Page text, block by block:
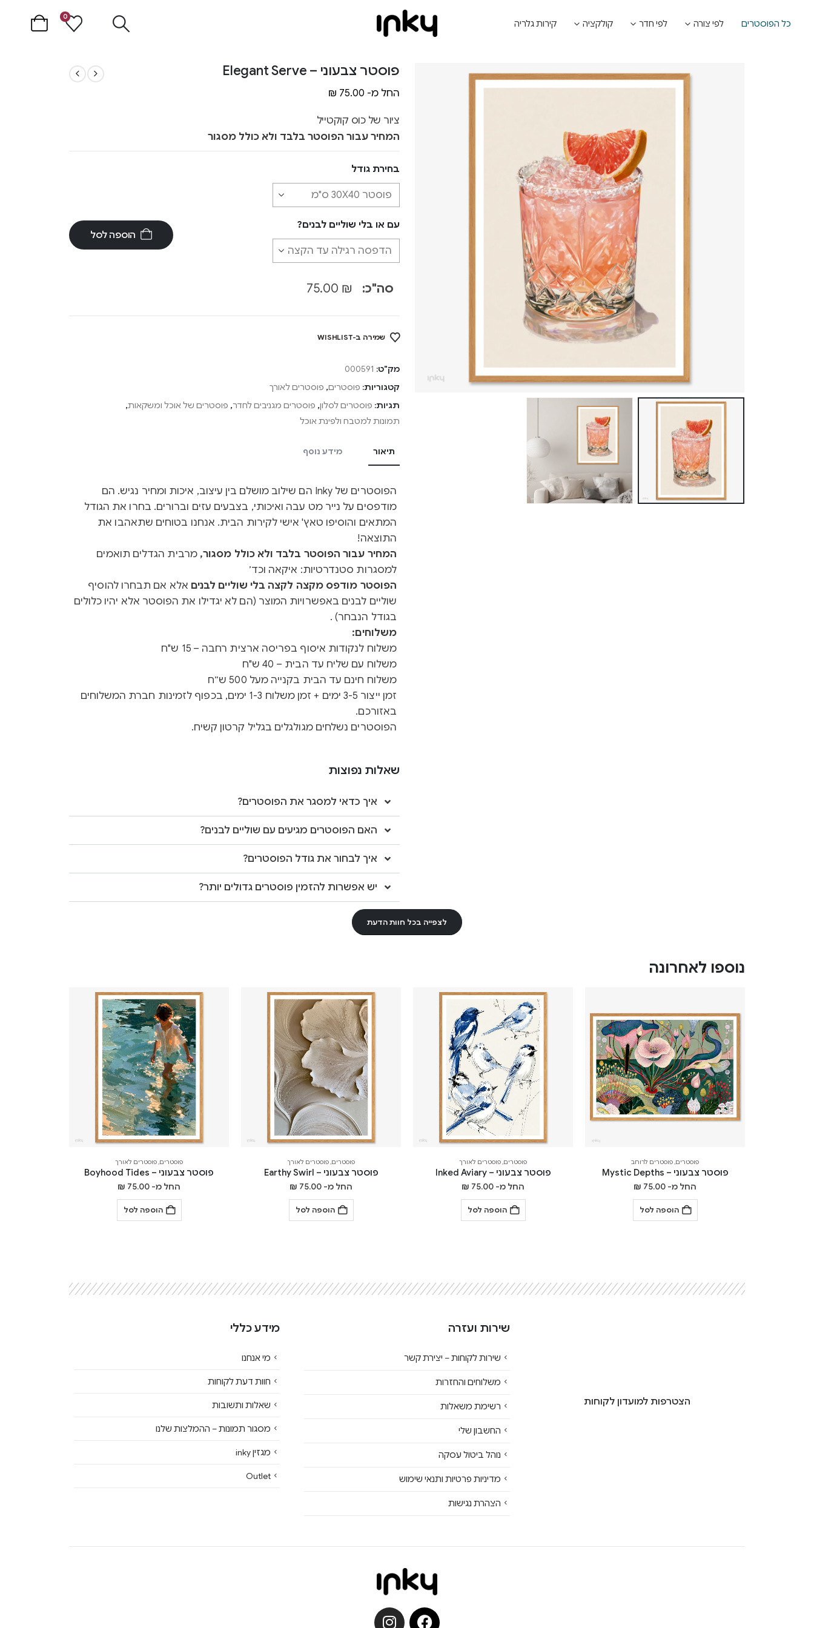
כל הפוסטרים לפי צורה לפי חדר קולקציה קירות גלריה
0
פוסטר צבעוני – Elegant Serve
החל מ- ₪ 75.00
ציור של כוס קוקטייל
המחיר עבור הפוסטר בלבד ולא כולל מסגור
בחירת גודל
עם או בלי שוליים לבנים?
סה"כ: ₪
הוספה לסל
שמירה ב-WISHLIST
מק"ט: 000591
קטגוריות: פוסטרים, פוסטרים לאורך
תגיות: פוסטרים לסלון, פוסטרים מגניבים לחדר, פוסטרים של אוכל ומשקאות,
תמונות למטבח ולפינת אוכל
תיאור מידע נוסף
הפוסטרים של Inky הם שילוב מושלם בין עיצוב, איכות ומחיר נגיש. הם
מודפסים על נייר מט עבה ואיכותי, בצבעים עזים וברורים. בחרו את הגודל
המתאים והוסיפו טאץ' אישי לקירות הבית. אנחנו בטוחים שתאהבו את
התוצאה!
המחיר עבור הפוסטר בלבד ולא כולל מסגור, מרבית הגדלים תואמים
למסגרות סטנדרטיות: איקאה וכד׳
הפוסטר מודפס מקצה לקצה בלי שוליים לבנים אלא אם תבחרו להוסיף
שוליים לבנים באפשרויות המוצר (הם לא יגדילו את הפוסטר אלא יהיו כלולים
בגודל הנבחר) .
משלוחים:
משלוח לנקודות איסוף בפריסה ארצית רחבה – 15 ש"ח
משלוח עם שליח עד הבית – 40 ש"ח
משלוח חינם עד הבית בקנייה מעל 500 ש״ח
זמן ייצור 3-5 ימים + זמן משלוח 1-3 ימים, בכפוף לזמינות חברת המשלוחים
באזורכם.
הפוסטרים נשלחים מגולגלים בגליל קרטון קשיח.
שאלות נפוצות
איך כדאי למסגר את הפוסטרים?
האם הפוסטרים מגיעים עם שוליים לבנים?
איך לבחור את גודל הפוסטרים?
יש אפשרות להזמין פוסטרים גדולים יותר?
לצפייה בכל חוות הדעת
נוספו לאחרונה
פוסטרים,פוסטרים לרוחב
פוסטר צבעוני – Mystic Depths
החל מ- ₪ 75.00
הוספה לסל
פוסטרים,פוסטרים לאורך
פוסטר צבעוני – Inked Aviary
החל מ- ₪ 75.00
הוספה לסל
פוסטרים,פוסטרים לאורך
פוסטר צבעוני – Earthy Swirl
החל מ- ₪ 75.00
הוספה לסל
פוסטרים,פוסטרים לאורך
פוסטר צבעוני – Boyhood Tides
החל מ- ₪ 75.00
הוספה לסל
הצטרפות למועדון לקוחות
שירות ועזרה
שירות לקוחות – יצירת קשר
משלוחים והחזרות
רשימת משאלות
החשבון שלי
נוהל ביטול עסקה
מדיניות פרטיות ותנאי שימוש
הצהרת נגישות
מידע כללי
מי אנחנו
חוות דעת לקוחות
שאלות ותשובות
מסגור תמונות – ההמלצות שלנו
מגזין inky
Outlet